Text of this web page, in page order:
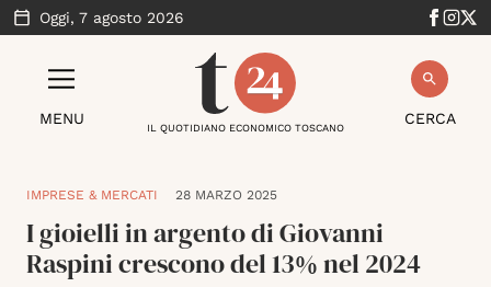
Oggi, 7 agosto 2026
MENU CERCA
IL QUOTIDIANO ECONOMICO TOSCANO
IMPRESE & MERCATI 28 MARZO 2025
I gioielli in argento di Giovanni
Raspini crescono del 13% nel 2024